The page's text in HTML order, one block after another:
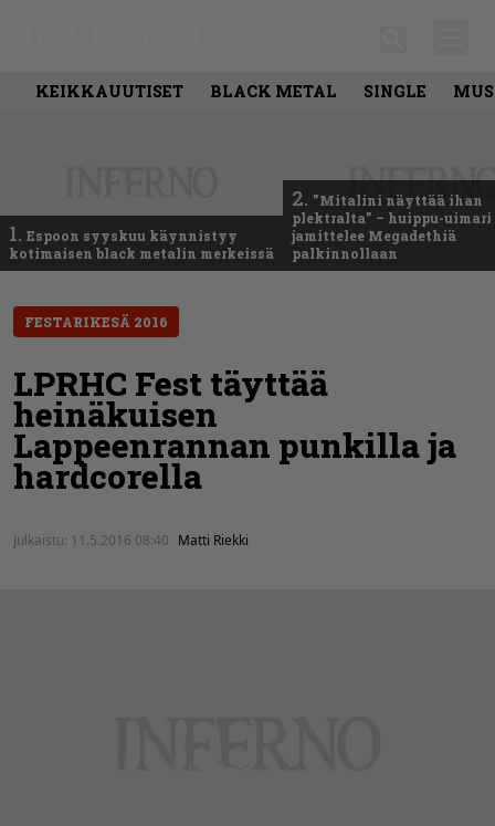
KEIKKAUUTISET BLACK METAL SINGLE
1. Espoon syyskuu käynnistyy
kotimaisen black metalin merkeissä
2. ”Mitalini näyttää ihan
plektralta” – huippu-uimari
jamittelee Megadethiä
palkinnollaan
FESTARIKESÄ 2016
LPRHC Fest täyttää
heinäkuisen
Lappeenrannan punkilla ja
hardcorella
Julkaistu: 11.5.2016 08:40 Matti Riekki